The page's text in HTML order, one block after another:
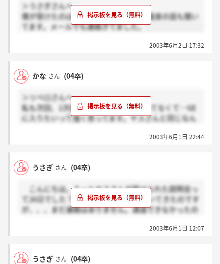
ず、自分が思っていることを素直に話せば大丈夫だと
思います。筆記試験については、私はそんなに就職活
動をしていないのでわかりませんが、たぶん一般的に
社させていただくことに決めました。ジーイーは、仕
事は大変そうですが、いろいろな面で本当に良い会社
せていただけることになって本当にうれしく思ってい
ます。ですので、これから選考試験を受ける方たちの
中で、形だけではなく本当にジーイーが第一志望とい
う方の通過を願っています。頑張ってください！！！
あ！1つ忘れてました。説明会で聞いたと思います
る方を相手にお仕事をしているので、下手にうそとか
取り繕ったりしてもきっとばれると思います。そんな
ことする人はいないと思いますが、いちお。。。
では、これからもちょくちょくこの掲示板を見ます
のでみなさんの良い報告をお待ちしてます。
＞うさぎさんへ
僕が受けたのは、29日ですよ～。熱海温泉の話も聞い
てます。メールでも連絡きてました。
2003年6月2日 17:32
かな さん (04卒)
＞リベロさんへ
私も次回、1次面接です。まだ内定取れてなくて…GE
に入りたいって強く思ってます。ヤスさんと同じなん
2003年6月1日 22:44
うさぎ さん (04卒)
こんにちは。えーとヤスさんが受けられた説明会っ
て26日でした？私は29日に説明会を聞いてきたのです
が、、、まだ連絡はありません。通過できなかったの
らっしゃいますか？説明会のときに、次の日に熱海に
が・・・。
2003年6月1日 12:07
うさぎ さん (04卒)